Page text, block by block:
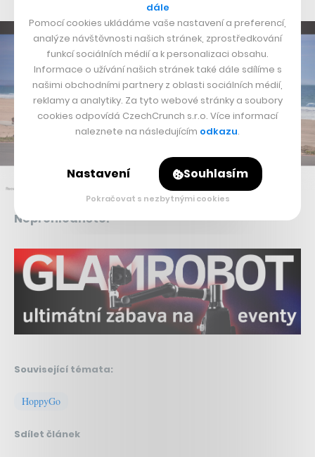
Nepřehlédněte:
Související témata:
HoppyGo
Sdílet článek
dále
Pomocí cookies ukládáme vaše nastavení a preferencí,
analýze návštěvnosti našich stránek, zprostředkování
funkcí sociálních médií a k personalizaci obsahu.
Informace o užívání našich stránek také dále sdílíme s
našimi obchodními partnery z oblasti sociálních médií,
reklamy a analytiky. Za tyto webové stránky a soubory
cookies odpovídá CzechCrunch s.r.o. Více informací
naleznete na následujícím odkazu.
Nastavení Souhlasím
Pokračovat s nezbytnými cookies